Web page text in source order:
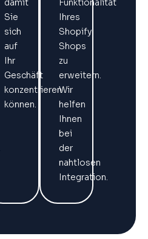
damit
Sie
sich
auf
Ihr
Geschäft
konzentrieren
können.
Funktionalität
Ihres
Shopify
Shops
zu
erweitern.
Wir
helfen
Ihnen
bei
der
nahtlosen
Integration.